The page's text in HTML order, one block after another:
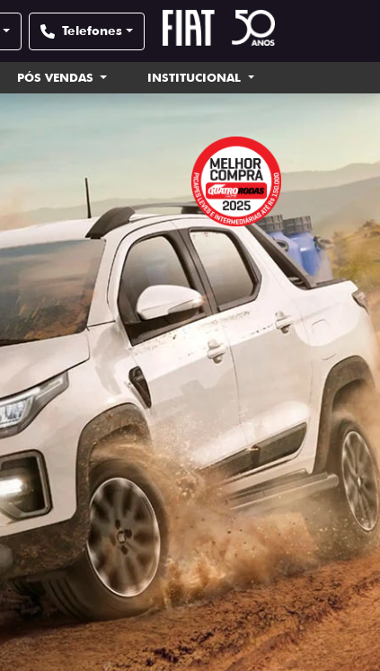
Telefones
PÓS VENDAS INSTITUCIONAL